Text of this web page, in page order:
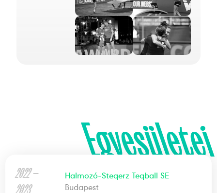
Egyesületei
2022 —
Halmozó-Steqerz Teqball SE
Budapest